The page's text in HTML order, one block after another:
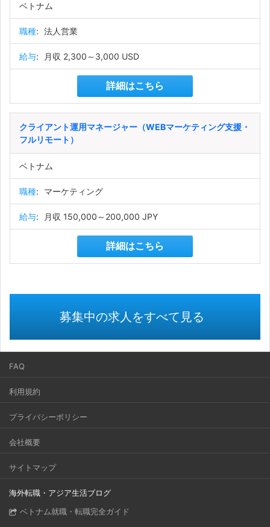
ベトナム
職種: 法人営業
給与: 月収 2,300～3,000 USD
詳細はこちら
クライアント運用マネージャー（WEBマーケティング支援・
フルリモート）
ベトナム
職種: マーケティング
給与: 月収 150,000～200,000 JPY
詳細はこちら
募集中の求人をすべて見る
FAQ
利用規約
プライバシーポリシー
会社概要
サイトマップ
海外転職・アジア生活ブログ
ベトナム就職・転職完全ガイド